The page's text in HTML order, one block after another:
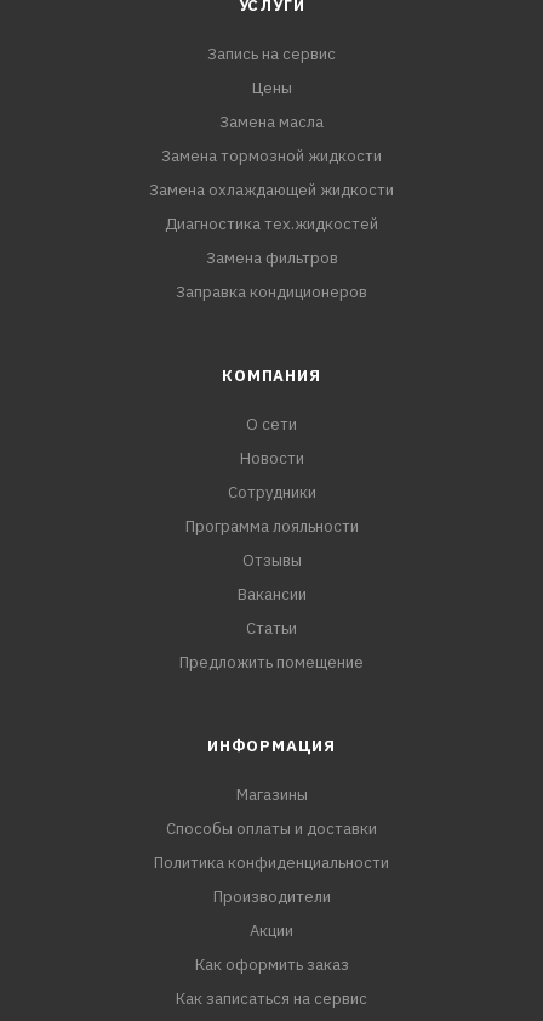
УСЛУГИ
Запись на сервис
Цены
Замена масла
Замена тормозной жидкости
Замена охлаждающей жидкости
Диагностика тех.жидкостей
Замена фильтров
Заправка кондиционеров
КОМПАНИЯ
О сети
Новости
Сотрудники
Программа лояльности
Отзывы
Вакансии
Статьи
Предложить помещение
ИНФОРМАЦИЯ
Магазины
Способы оплаты и доставки
Политика конфиденциальности
Производители
Акции
Как оформить заказ
Как записаться на сервис